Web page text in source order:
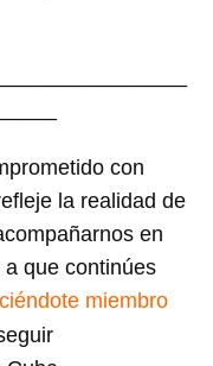
con
la realidad de
en
que continúes
miembro